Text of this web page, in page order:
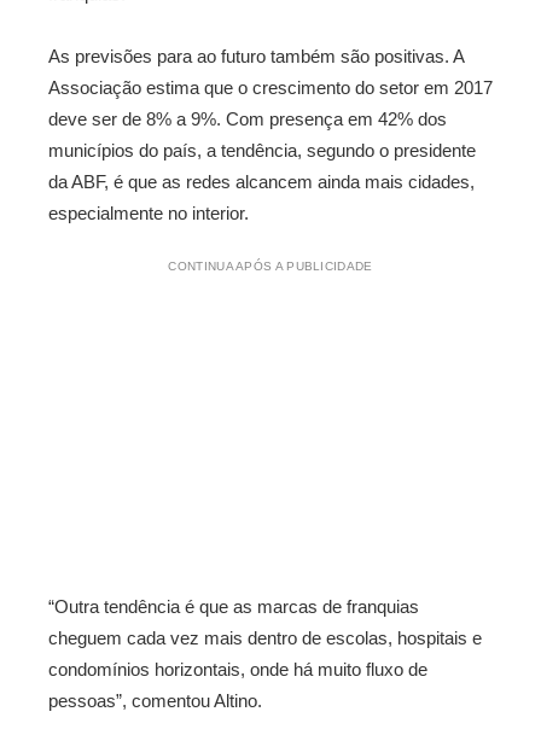
As previsões para ao futuro também são positivas. A
Associação estima que o crescimento do setor em 2017
deve ser de 8% a 9%. Com presença em 42% dos
municípios do país, a tendência, segundo o presidente
da ABF, é que as redes alcancem ainda mais cidades,
especialmente no interior.
CONTINUA APÓS A PUBLICIDADE
“Outra tendência é que as marcas de franquias
cheguem cada vez mais dentro de escolas, hospitais e
condomínios horizontais, onde há muito fluxo de
pessoas”, comentou Altino.